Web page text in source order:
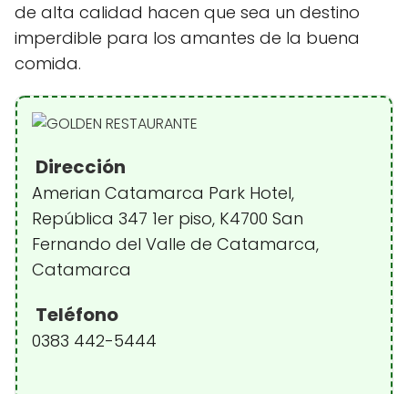
de alta calidad hacen que sea un destino
imperdible para los amantes de la buena
comida.
Dirección
Amerian Catamarca Park Hotel,
República 347 1er piso, K4700 San
Fernando del Valle de Catamarca,
Catamarca
Teléfono
0383 442-5444